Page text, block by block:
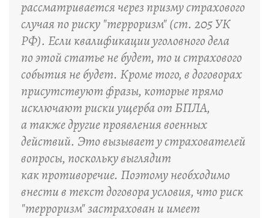
рассматривается через призму страхового
случая по риску "терроризм" (ст. 205 УК
РФ). Если квалификации уголовного дела
по этой статье не будет, то и страхового
события не будет. Кроме того, в договорах
присутствуют фразы, которые прямо
исключают риски ущерба от БПЛА,
а также другие проявления военных
действий. Это вызывает у страхователей
вопросы, поскольку выглядит
как противоречие. Поэтому необходимо
внести в текст договора условия, что риск
"терроризм" застрахован и имеет